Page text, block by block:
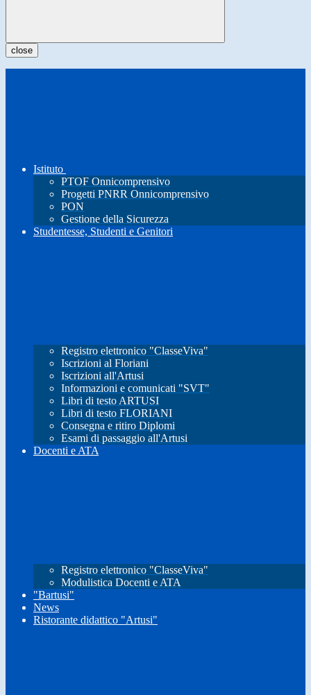
close
Istituto
PTOF Onnicomprensivo
Progetti PNRR Onnicomprensivo
PON
Gestione della Sicurezza
Studentesse, Studenti e Genitori
Registro elettronico "ClasseViva"
Iscrizioni al Floriani
Iscrizioni all'Artusi
Informazioni e comunicati "SVT"
Libri di testo ARTUSI
Libri di testo FLORIANI
Consegna e ritiro Diplomi
Esami di passaggio all'Artusi
Docenti e ATA
Registro elettronico "ClasseViva"
Modulistica Docenti e ATA
"Bartusi"
News
Ristorante didattico "Artusi"